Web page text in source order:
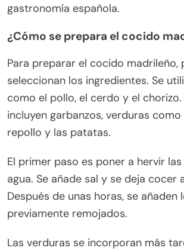
gastronomía española.
¿Cómo se prepara el cocido
Para preparar el cocido madrileño,
seleccionan los ingredientes. Se
como el pollo, el cerdo y el chorizo.
incluyen garbanzos, verduras como
repollo y las patatas.
El primer paso es poner a hervir
agua. Se añade sal y se deja cocer
Después de unas horas, se añaden
previamente remojados.
Las verduras se incorporan más